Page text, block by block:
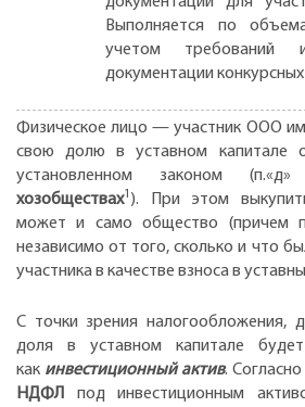
Выполняется по
учетом требований
документации
Физическое лицо — участник ООО
свою долю в уставном капитале
установленном законом
хозобществах1 ). При этом
может и само общество (причем
независимо от того, сколько и что
участника в качестве взноса в
С точки зрения налогообложения,
доля в уставном капитале будет
как инвестиционный актив. Согласно
НДФЛ под инвестиционным